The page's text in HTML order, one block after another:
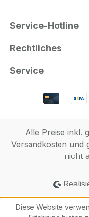
Service-Hotline
Rechtliches
Service
Alle Preise inkl.
Versandkosten und
nicht
Diese Website